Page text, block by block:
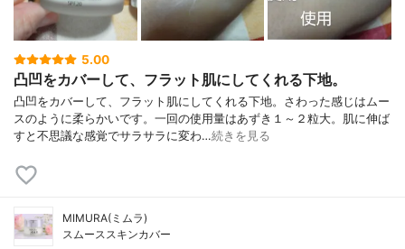
5.00
凸凹をカバーして、フラット肌にしてくれる下地。
凸凹をカバーして、フラット肌にしてくれる下地。さわった感じはムー
スのように柔らかいです。一回の使用量はあずき１～２粒大。肌に伸ば
すと不思議な感覚でサラサラに変わ…続きを見る
MIMURA(ミムラ)
スムーススキンカバー